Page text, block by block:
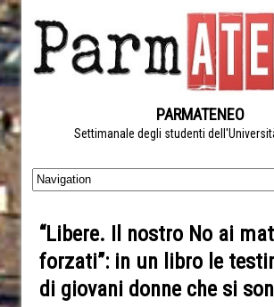
PARMATENEO
Settimanale degli studenti
“Libere. Il nostro No ai
forzati”: in un libro le
di giovani donne che si